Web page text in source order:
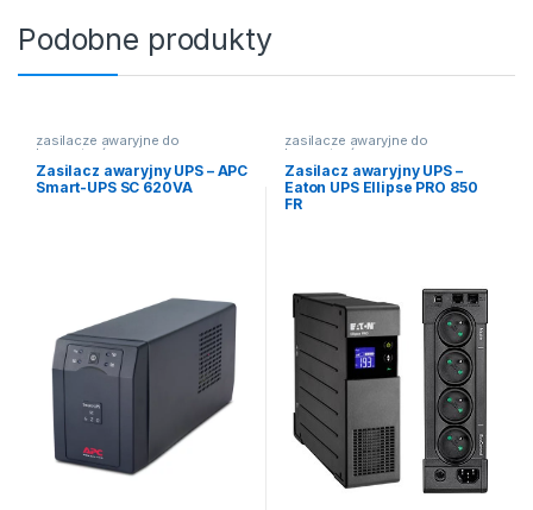
Podobne produkty
zasilacze awaryjne do
komputerów
Zasilacz awaryjny UPS – APC
Smart-UPS SC 620VA
zasilacze awaryjne do
komputerów
Zasilacz awaryjny UPS –
Eaton UPS Ellipse PRO 850
FR